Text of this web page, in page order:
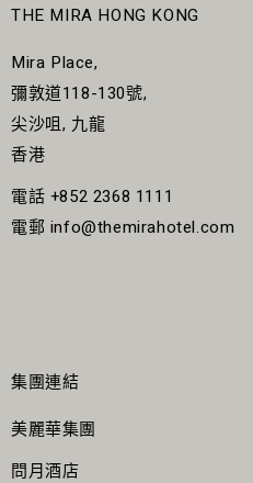
THE MIRA HONG KONG
Mira Place,
彌敦道118-130號,
尖沙咀, 九龍
香港
電話 +852 2368 1111
電郵 info@themirahotel.com
集團連結
美麗華集團
問月酒店